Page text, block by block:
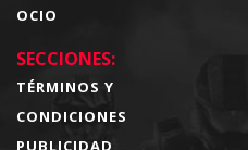
OCIO
SECCIONES:
TÉRMINOS Y
CONDICIONES
PUBLICIDAD